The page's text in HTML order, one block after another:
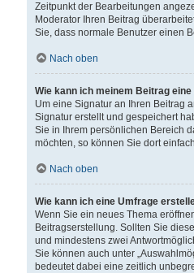
Zeitpunkt der Bearbeitungen
Moderator Ihren Beitrag
Sie, dass normale Benutzer einen
Nach oben
Wie kann ich meinem Beitrag
Um eine Signatur an Ihren Beitrag
Signatur erstellt und gespeichert
Sie in Ihrem persönlichen Bereich
möchten, so können Sie dort
Nach oben
Wie kann ich eine Umfrage
Wenn Sie ein neues Thema
Beitragserstellung. Sollten Sie
und mindestens zwei
Sie können auch unter
bedeutet dabei eine zeitlich